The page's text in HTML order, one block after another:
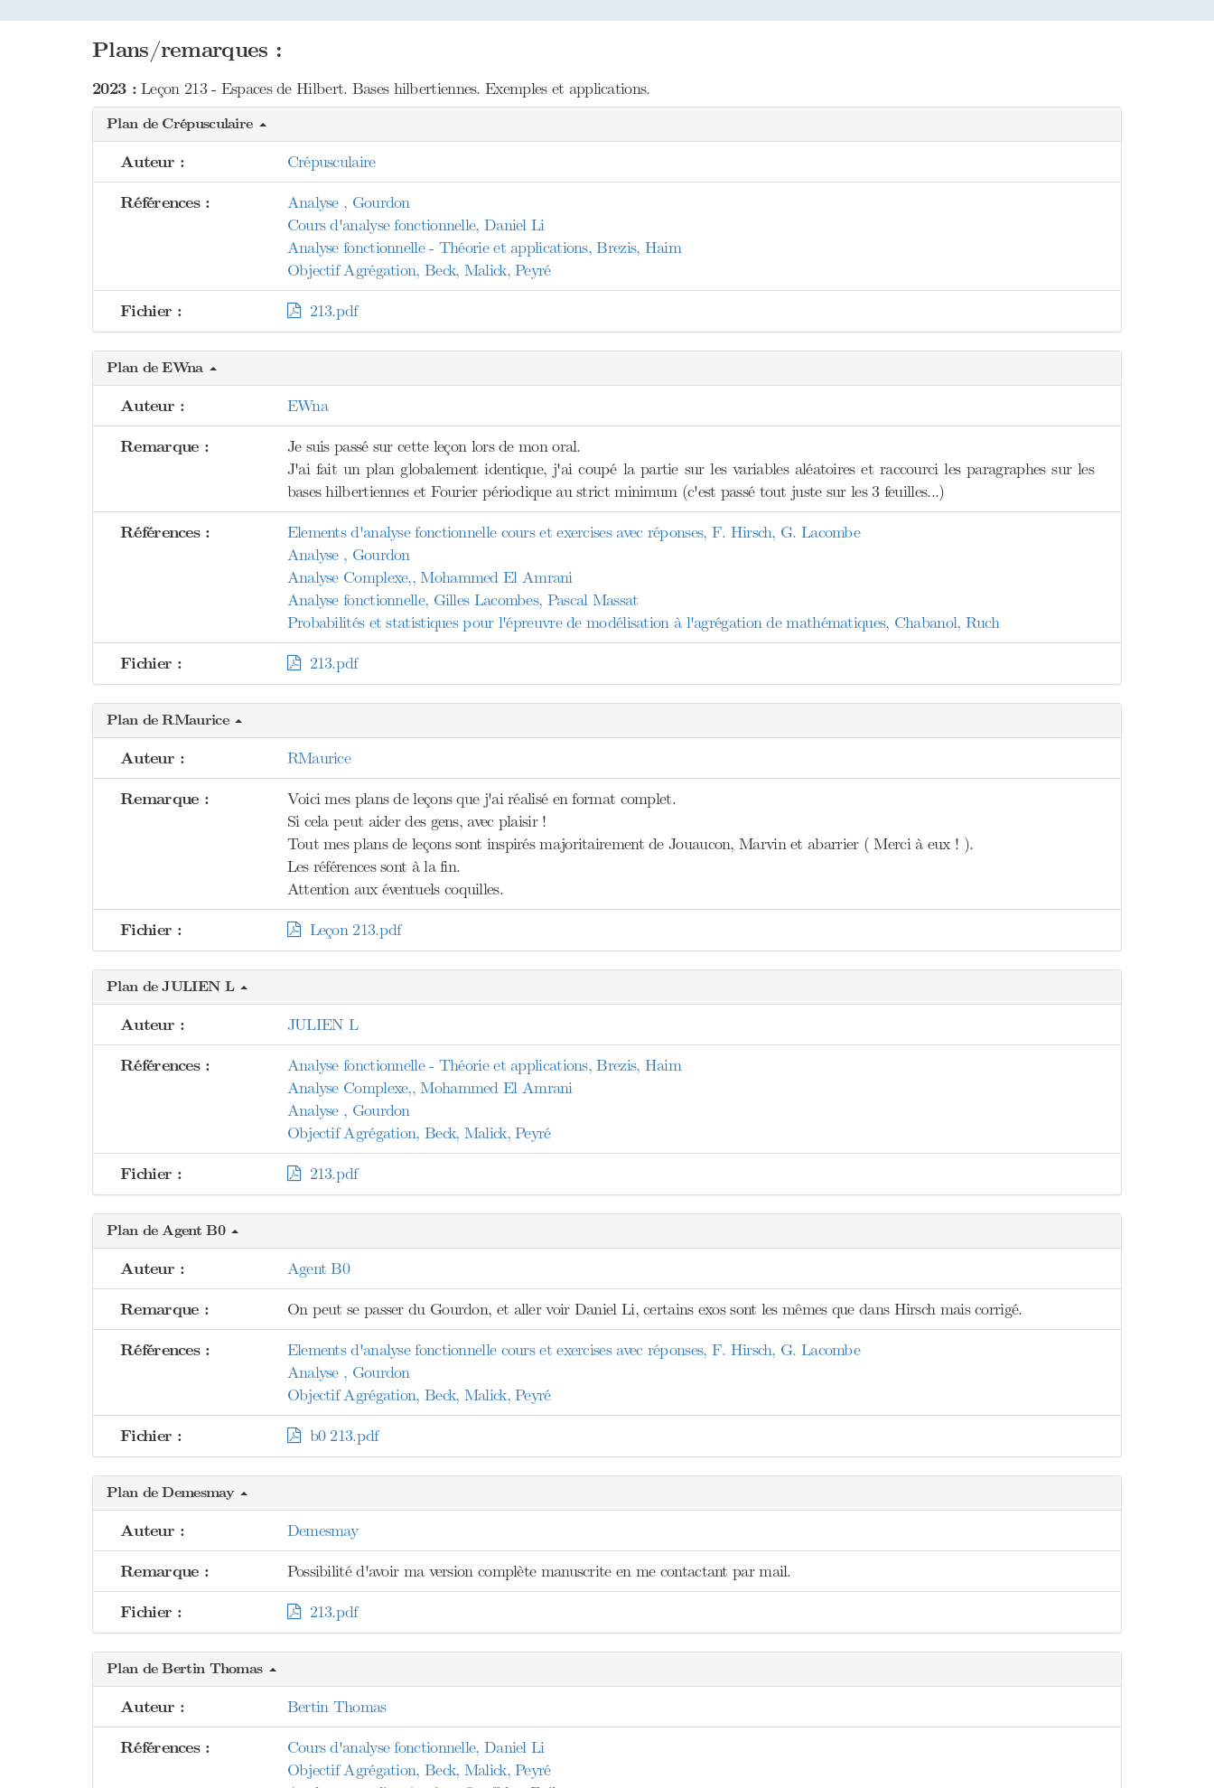
Plans/remarques :
2023 :Leçon 213 - Espaces de Hilbert. Bases hilbertiennes. Exemples et applications.
Plan de Crépusculaire
Auteur : Crépusculaire
Références :
Analyse , Gourdon
Cours d'analyse fonctionnelle, Daniel Li
Analyse fonctionnelle - Théorie et applications, Brezis, Haim
Objectif Agrégation, Beck, Malick, Peyré
Fichier : 213.pdf
Plan de EWna
Auteur : EWna
Remarque :
Je suis passé sur cette leçon lors de mon oral.
J'ai fait un plan globalement identique, j'ai coupé la partie sur les variables aléatoires et raccourci les paragraphes sur les
bases hilbertiennes et Fourier périodique au strict minimum (c'est passé tout juste sur les 3 feuilles...)
Références :
Elements d'analyse fonctionnelle cours et exercises avec réponses, F. Hirsch, G. Lacombe
Analyse , Gourdon
Analyse Complexe,, Mohammed El Amrani
Analyse fonctionnelle, Gilles Lacombes, Pascal Massat
Probabilités et statistiques pour l'épreuvre de modélisation à l'agrégation de mathématiques, Chabanol, Ruch
Fichier : 213.pdf
Plan de RMaurice
Auteur : RMaurice
Remarque :
Voici mes plans de leçons que j'ai réalisé en format complet.
Si cela peut aider des gens, avec plaisir !
Tout mes plans de leçons sont inspirés majoritairement de Jouaucon, Marvin et abarrier ( Merci à eux ! ).
Les références sont à la fin.
Attention aux éventuels coquilles.
Fichier : Leçon 213.pdf
Plan de JULIEN L
Auteur : JULIEN L
Références :
Analyse fonctionnelle - Théorie et applications, Brezis, Haim
Analyse Complexe,, Mohammed El Amrani
Analyse , Gourdon
Objectif Agrégation, Beck, Malick, Peyré
Fichier : 213.pdf
Plan de Agent B0
Auteur : Agent B0
Remarque : On peut se passer du Gourdon, et aller voir Daniel Li, certains exos sont les mêmes que dans Hirsch mais corrigé.
Références :
Elements d'analyse fonctionnelle cours et exercises avec réponses, F. Hirsch, G. Lacombe
Analyse , Gourdon
Objectif Agrégation, Beck, Malick, Peyré
Fichier : b0 213.pdf
Plan de Demesmay
Auteur : Demesmay
Remarque : Possibilité d'avoir ma version complète manuscrite en me contactant par mail.
Fichier : 213.pdf
Plan de Bertin Thomas
Auteur : Bertin Thomas
Références :
Cours d'analyse fonctionnelle, Daniel Li
Objectif Agrégation, Beck, Malick, Peyré